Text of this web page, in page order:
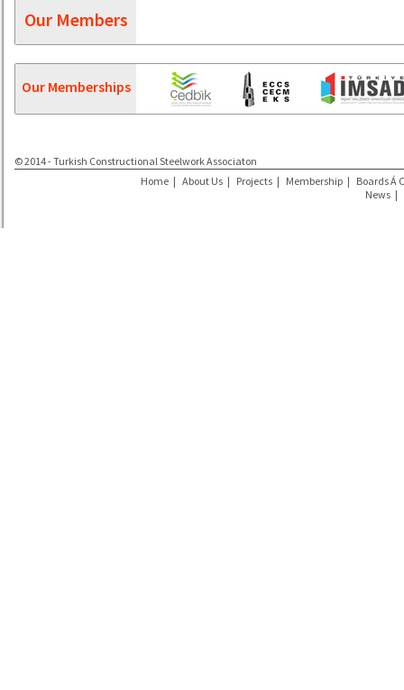
Our Members
Our Memberships
© 2014 - Turkish Constructional Steelwork Associaton
Home | About Us | Projects | Membership | Boards Á
News |